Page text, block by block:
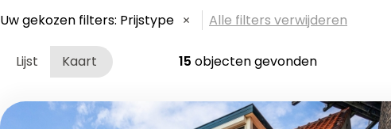
Uw gekozen filters: Prijstype Alle filters verwijderen
Lijst Kaart 15 objecten gevonden